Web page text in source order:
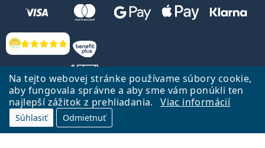
Na tejto webovej stránke používame súbory cookie,
aby fungovala správne a aby sme vám ponúkli ten
najlepší zážitok z prehliadania.
Viac informácií
Súhlasiť Odmietnuť
Hodnotenia
Späť na Úvodnu stránku
Lentiamo.sk vlastní a prevádzkuje spoločnosť Lentiamo s.r.o., Česká